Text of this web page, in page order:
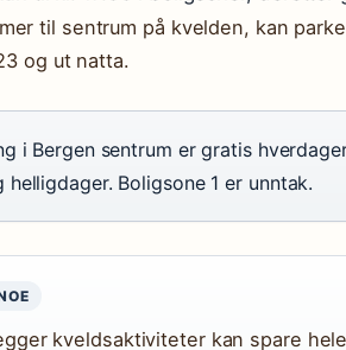
til sentrum på kvelden, kan
og ut natta.
i Bergen sentrum er gratis
Boligsone 1 er unntak.
kveldsaktiviteter kan spare